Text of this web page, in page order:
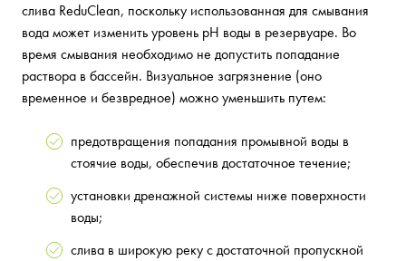
слива ReduClean, поскольку использованная для смывания
вода может изменить уровень pH воды в резервуаре. Во
время смывания необходимо не допустить попадание
раствора в бассейн. Визуальное загрязнение (оно
временное и безвредное) можно уменьшить путем:
предотвращения попадания промывной воды в
стоячие воды, обеспечив достаточное течение;
установки дренажной системы ниже поверхности
воды;
слива в широкую реку с достаточной пропускной